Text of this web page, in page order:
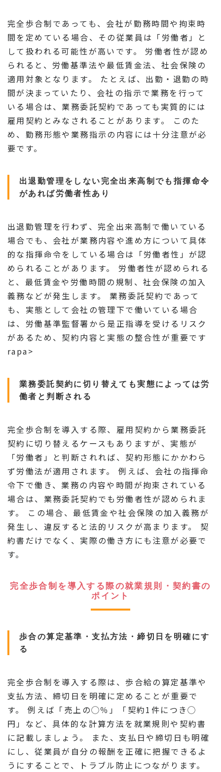
完全歩合制であっても、会社が勤務時間や拘束時
間を定めている場合、その従業員は「労働者」と
して扱われる可能性が高いです。 労働者性が認め
られると、労働基準法や最低賃金法、社会保険の
適用対象となります。 たとえば、出勤・退勤の時
間が決まっていたり、会社の指示で業務を行って
いる場合は、業務委託契約であっても実質的には
雇用契約とみなされることがあります。 このた
め、勤務形態や業務指示の内容には十分注意が必
要です。
出退勤管理をしない完全出来高制でも指揮命令
があれば労働者性あり
出退勤管理を行わず、完全出来高制で働いている
場合でも、会社が業務内容や進め方について具体
的な指揮命令をしている場合は「労働者性」が認
められることがあります。 労働者性が認められる
と、最低賃金や労働時間の規制、社会保険の加入
義務などが発生します。 業務委託契約であって
も、実態として会社の管理下で働いている場合
は、労働基準監督署から是正指導を受けるリスク
があるため、契約内容と実態の整合性が重要です
rapa>
業務委託契約に切り替えても実態によっては労
働者と判断される
完全歩合制を導入する際、雇用契約から業務委託
契約に切り替えるケースもありますが、実態が
「労働者」と判断されれば、契約形態にかかわら
ず労働法が適用されます。 例えば、会社の指揮命
令下で働き、業務の内容や時間が拘束されている
場合は、業務委託契約でも労働者性が認められま
す。 この場合、最低賃金や社会保険の加入義務が
発生し、違反すると法的リスクが高まります。 契
約書だけでなく、実際の働き方にも注意が必要で
す。
完全歩合制を導入する際の就業規則・契約書の
ポイント
歩合の算定基準・支払方法・締切日を明確にす
る
完全歩合制を導入する際は、歩合給の算定基準や
支払方法、締切日を明確に定めることが重要で
す。 例えば「売上の◯％」「契約1件につき◯
円」など、具体的な計算方法を就業規則や契約書
に記載しましょう。 また、支払日や締切日も明確
にし、従業員が自分の報酬を正確に把握できるよ
うにすることで、トラブル防止につながります。